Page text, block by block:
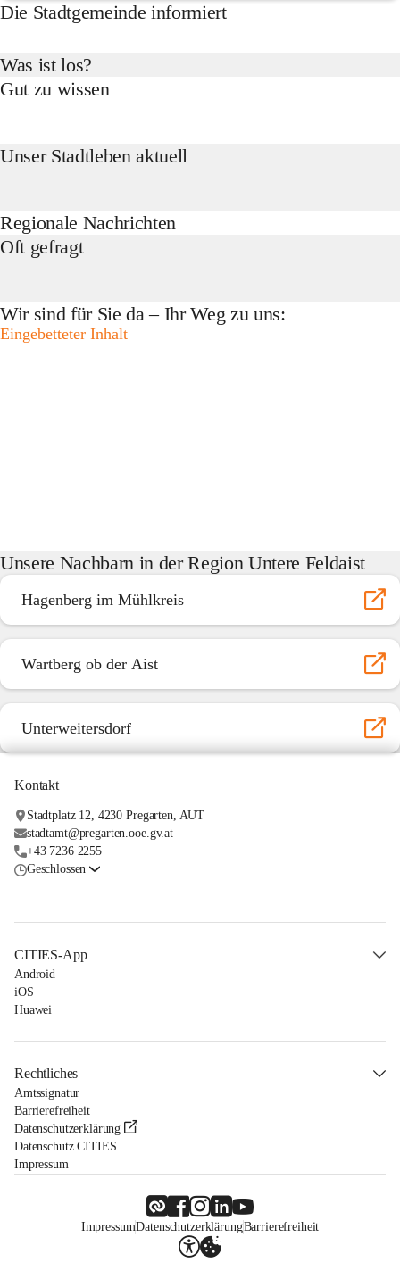
Die Stadtgemeinde informiert
Was ist los?
Gut zu wissen
Unser Stadtleben aktuell
Regionale Nachrichten
Oft gefragt
Wir sind für Sie da – Ihr Weg zu uns:
Eingebetteter Inhalt
Unsere Nachbarn in der Region Untere Feldaist
Hagenberg im Mühlkreis
Wartberg ob der Aist
Unterweitersdorf
Kontakt
Stadtplatz 12, 4230 Pregarten, AUT
stadtamt@pregarten.ooe.gv.at
+43 7236 2255
Geschlossen
CITIES-App
Android
iOS
Huawei
Rechtliches
Amtssignatur
Barrierefreiheit
Datenschutzerklärung
Datenschutz CITIES
Impressum
ImpressumDatenschutzerklärungBarrierefreiheit